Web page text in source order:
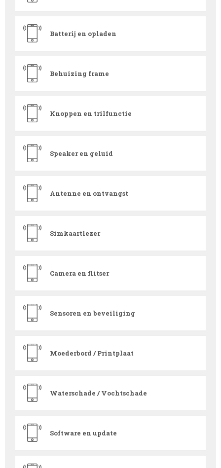
Batterij en opladen
Behuizing frame
Knoppen en trilfunctie
Speaker en geluid
Antenne en ontvangst
Simkaartlezer
Camera en flitser
Sensoren en beveiliging
Moederbord / Printplaat
Waterschade / Vochtschade
Software en update